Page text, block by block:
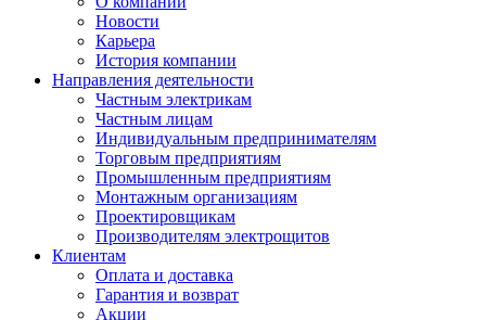
Новости
Карьера
История компании
Направления деятельности
Частным электрикам
Частным лицам
Индивидуальным предпринимателям
Торговым предприятиям
Промышленным предприятиям
Монтажным организациям
Проектировщикам
Производителям электрощитов
Клиентам
Оплата и доставка
Гарантия и возврат
Акции